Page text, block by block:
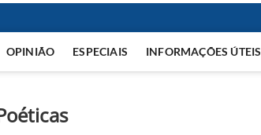
OPINIÃO ESPECIAIS INFORMAÇÕES ÚTEIS